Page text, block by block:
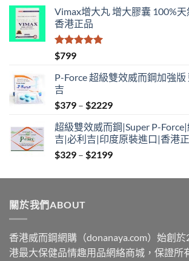
Vimax增大丸 增大膠囊 100%
香港正品
評分
滿分 5
$799
P-Force 超級雙效威而鋼加強版
吉
$379 – $2229Price
$379
through
$2229
超級雙效威而鋼|Super P-
吉|必利吉|印度原裝進口|香港
$329 – $2199Price
$329
關於我們ABOUT
香港威而鋼網購（donanaya.com）始創
港最大保健品情趣用品網絡商城，保證所